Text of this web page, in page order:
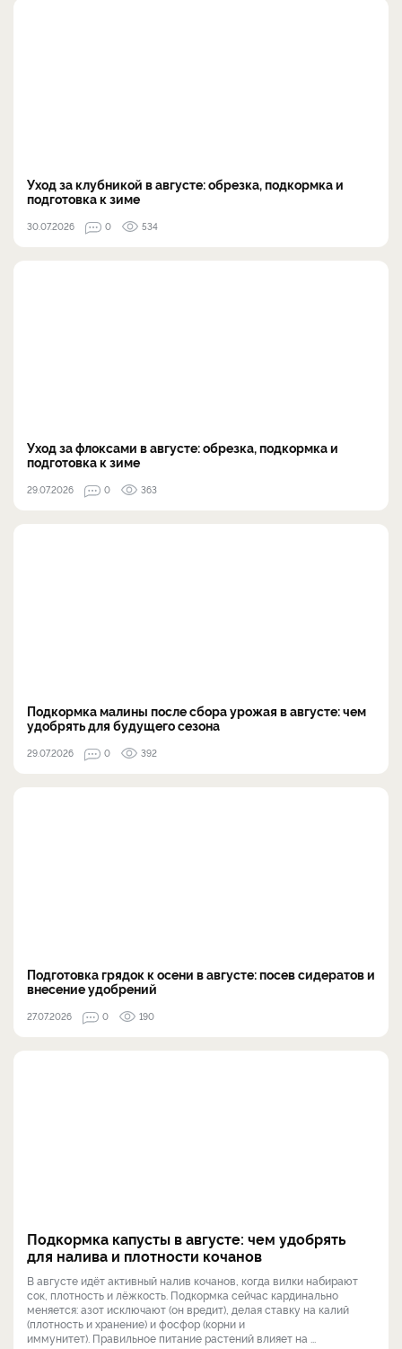
Уход за клубникой в августе: обрезка, подкормка и
подготовка к зиме
30.07.2026 0 534
Уход за флоксами в августе: обрезка, подкормка и
подготовка к зиме
29.07.2026 0 363
Подкормка малины после сбора урожая в августе: чем
удобрять для будущего сезона
29.07.2026 0 392
Подготовка грядок к осени в августе: посев сидератов и
внесение удобрений
27.07.2026 0 190
Подкормка капусты в августе: чем удобрять
для налива и плотности кочанов
В августе идёт активный налив кочанов, когда вилки набирают
сок, плотность и лёжкость. Подкормка сейчас кардинально
меняется: азот исключают (он вредит), делая ставку на калий
(плотность и хранение) и фосфор (корни и
иммунитет). Правильное питание растений влияет на ...